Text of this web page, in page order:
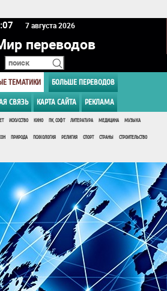
07 7 августа 2026
переводов
ТЕМАТИКИ БОЛЬШЕ ПЕРЕВОДОВ
СВЯЗЬ КАРТА САЙТА РЕКЛАМА
ИСКУССТВО КИНО ПК, СОФТ ЛИТЕРАТУРА МЕДИЦИНА МУЗЫКА
ПРИРОДА ПСИХОЛОГИЯ РЕЛИГИЯ СПОРТ СТРАНЫ СТРОИТЕЛЬСТВО